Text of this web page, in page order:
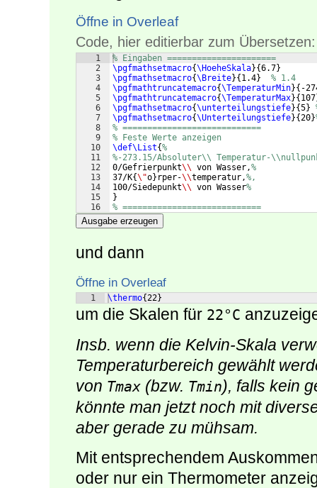
Öffne in Overleaf
Code, hier editierbar zum Übersetzen:
1
2
3
4
5
6
7
8
9
10
11
12
13
14
15
16
% Eingaben ======================
\pgfmathsetmacro{\HoeheSkala}{6.7}
\pgfmathsetmacro{\Breite}{1.4}
% 1.4
\pgfmathtruncatemacro{\TemperaturMin}{ -
\pgfmathtruncatemacro{\TemperaturMax}{107
\pgfmathsetmacro{\unterteilungstiefe}{5}
\pgfmathsetmacro{\Unterteilungstiefe}{20}
% ============================
% Feste Werte anzeigen
\def\List{%
%-273.15/Absoluter\\ Temperatur-
0/Gefrierpunkt\\ von Wasser,%
37/K{\"o} rper-\\temperatur,%,
100/Siedepunkt\\ von Wasser%
}
% ============================
Ausgabe erzeugen
und dann
Öffne in Overleaf
1 \thermo{22}
um die Skalen für 22°C
Insb. wenn die Kelvin-Skala
Temperaturbereich gewählt
von Tmax (bzw. Tmin), falls kein
könnte man jetzt noch mit
aber gerade zu mühsam.
Mit entsprechendem
oder nur ein Thermometer